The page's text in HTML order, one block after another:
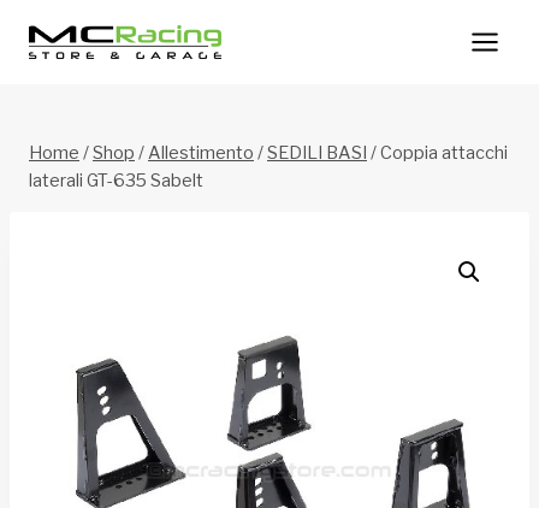
Home /Shop /Allestimento /SEDILI BASI /Coppia attacchi
laterali GT-635 Sabelt